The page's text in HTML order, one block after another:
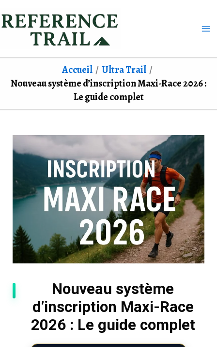
au
Accueil
Ultra Trail
Nouveau système d’inscription Maxi-Race 2026 :
Le guide complet
Nouveau système
d’inscription Maxi-Race
2026 : Le guide complet